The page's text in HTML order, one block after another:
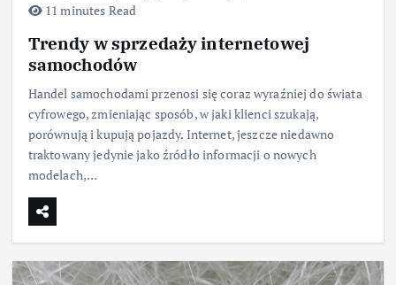
11 minutes Read
Trendy w sprzedaży internetowej
samochodów
Handel samochodami przenosi się coraz wyraźniej do świata
cyfrowego, zmieniając sposób, w jaki klienci szukają,
porównują i kupują pojazdy. Internet, jeszcze niedawno
traktowany jedynie jako źródło informacji o nowych
modelach,…